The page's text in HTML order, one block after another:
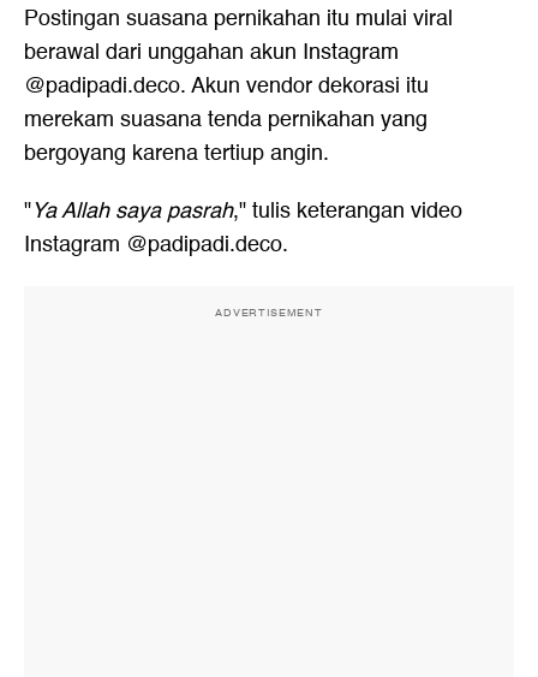
Postingan suasana pernikahan itu mulai viral
berawal dari unggahan akun Instagram
@padipadi.deco. Akun vendor dekorasi itu
merekam suasana tenda pernikahan yang
bergoyang karena tertiup angin.
"Ya Allah saya pasrah," tulis keterangan video
Instagram @padipadi.deco.
ADVERTISEMENT